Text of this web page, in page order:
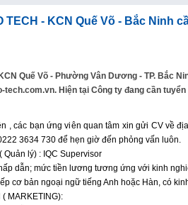
TECH - KCN Quế Võ - Bắc Ninh
Quế Võ - Phường Vân Dương - TP. Bắc
tech.com.vn. Hiện tại Công ty đang cần
, các bạn ứng viên quan tâm xin gửi CV về
3634 730 để hẹn giờ đến phỏng vấn luôn.
Quản lý) : IQC Supervisor
dẫn; mức tiền lương tương ứng với kinh
cơ bản ngoại ngữ tiếng Anh hoặc Hàn, có
MARKETING):